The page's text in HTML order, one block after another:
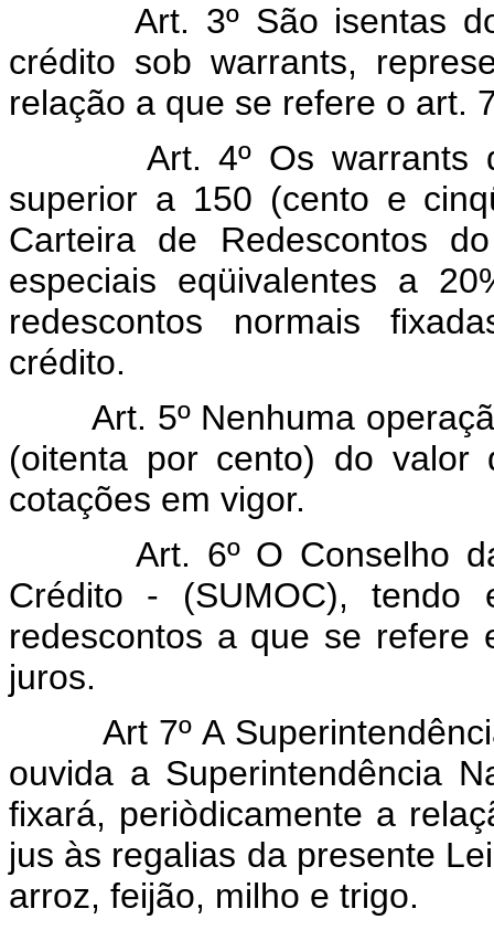
Art. 3º São isentas
crédito sob warrants,
relação a que se refere o art.
Art. 4º Os warrants
superior a 150 (cento e
Carteira de Redescontos
especiais eqüivalentes a
redescontos normais
crédito.
Art. 5º Nenhuma
(oitenta por cento) do valor
cotações em vigor.
Art. 6º O Conselho
Crédito - (SUMOC), tendo
redescontos a que se refere
juros.
Art 7º A
ouvida a Superintendência
fixará, periòdicamente a
jus às regalias da presente
arroz, feijão, milho e trigo.